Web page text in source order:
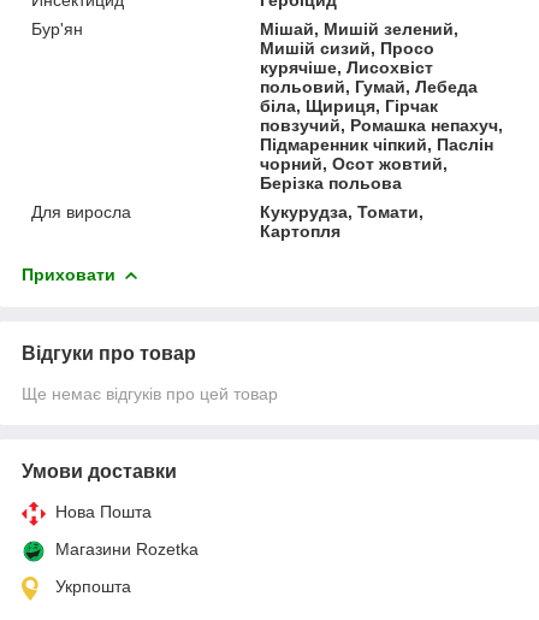
Бур'ян
Мішай, Мишій зелений,
Мишій сизий, Просо
курячіше, Лисохвіст
польовий, Гумай, Лебеда
біла, Щириця, Гірчак
повзучий, Ромашка непахуч,
Підмаренник чіпкий, Паслін
чорний, Осот жовтий,
Берізка польова
Для виросла
Кукурудза, Томати,
Картопля
Приховати
Відгуки про товар
Ще немає відгуків про цей товар
Умови доставки
Нова Пошта
Магазини Rozetka
Укрпошта